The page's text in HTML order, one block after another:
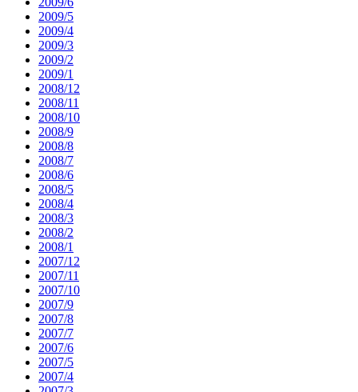
2009/5
2009/4
2009/3
2009/2
2009/1
2008/12
2008/11
2008/10
2008/9
2008/8
2008/7
2008/6
2008/5
2008/4
2008/3
2008/2
2008/1
2007/12
2007/11
2007/10
2007/9
2007/8
2007/7
2007/6
2007/5
2007/4